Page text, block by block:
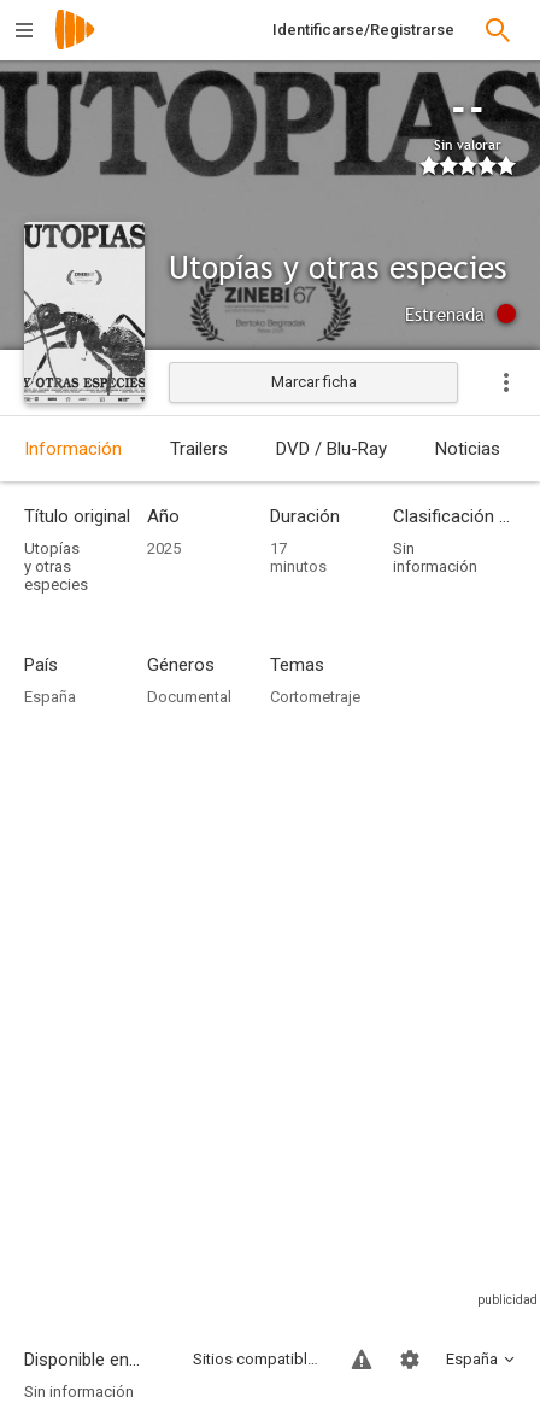
Identificarse/Registrarse
--
Sin valorar
Utopías y otras especies
Estrenada
Marcar ficha
Información Trailers DVD / Blu-Ray Noticias
Título original
Utopías
y otras
especies
Año
2025
Duración
17
minutos
Clasificación por edades
Sin
información
País
España
Géneros
Documental
Temas
Cortometraje
Disponible en... España
Sitios compatibles
Sin información